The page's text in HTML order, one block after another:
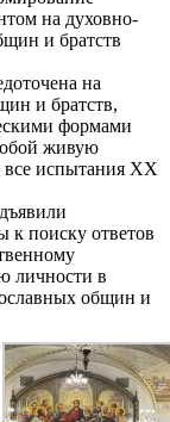
на духовно-
и братств
на
и братств,
формами
живую
испытания ХХ
к поиску ответов
личности в
общин и